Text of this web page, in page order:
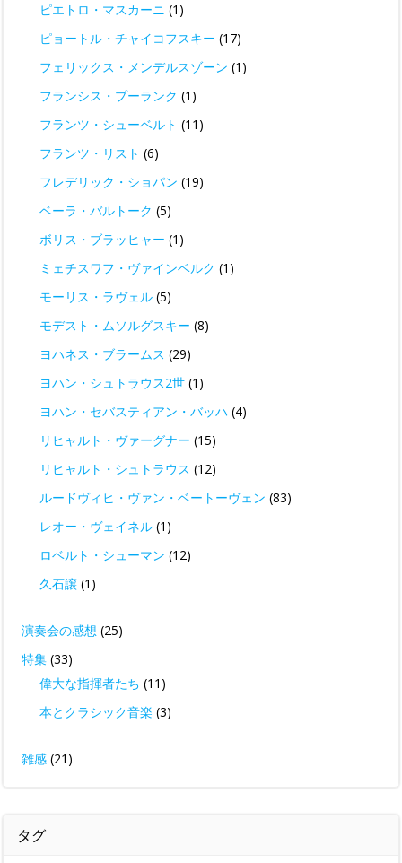
ピエトロ・マスカーニ (1)
ピョートル・チャイコフスキー (17)
フェリックス・メンデルスゾーン (1)
フランシス・プーランク (1)
フランツ・シューベルト (11)
フランツ・リスト (6)
フレデリック・ショパン (19)
ベーラ・バルトーク (5)
ボリス・ブラッヒャー (1)
ミェチスワフ・ヴァインベルク (1)
モーリス・ラヴェル (5)
モデスト・ムソルグスキー (8)
ヨハネス・ブラームス (29)
ヨハン・シュトラウス2世 (1)
ヨハン・セバスティアン・バッハ (4)
リヒャルト・ヴァーグナー (15)
リヒャルト・シュトラウス (12)
ルードヴィヒ・ヴァン・ベートーヴェン (83)
レオー・ヴェイネル (1)
ロベルト・シューマン (12)
久石譲 (1)
演奏会の感想 (25)
特集 (33)
偉大な指揮者たち (11)
本とクラシック音楽 (3)
雑感 (21)
タグ